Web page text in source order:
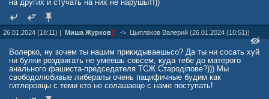
на других и стучать на них не нарушыт!))
26.01.2024 (18:11) | Миша Жуpков? -> Цыплаков Валерий (26.01.2024 (10:51))
Волерко, ну зочем ты нашим прикидываешьсо? Да ты ни сосать хуй
ни булки роздвигать не умеешь совсем, куда тебе до матерого
анального фашиста-председателя ТСЖ Стародiпове?))) Мы
свободолюбивые либералы очень пацифичные будим как
гитлеровцы с теми кто не солашаецо с наме поступать!